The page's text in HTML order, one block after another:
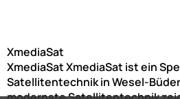
XmediaSat
XmediaSatXmediaSat ist ein
Satellitentechnik in Wesel-